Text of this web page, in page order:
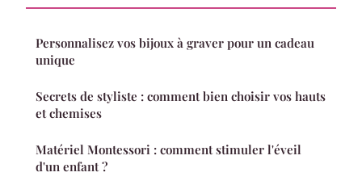
Personnalisez vos bijoux à graver pour un cadeau
unique
Secrets de styliste : comment bien choisir vos hauts
et chemises
Matériel Montessori : comment stimuler l'éveil
d'un enfant ?